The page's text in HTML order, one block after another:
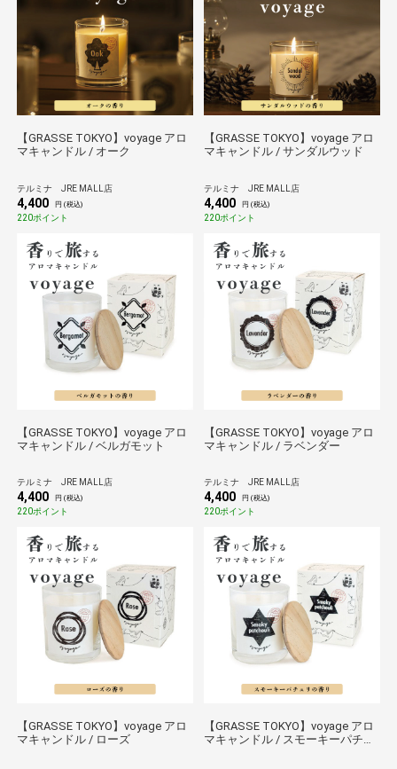
【GRASSE TOKYO】voyage アロ
マキャンドル / オーク
テルミナ JRE MALL店
4,400 円 (税込)
220ポイント
【GRASSE TOKYO】voyage アロ
マキャンドル / サンダルウッド
テルミナ JRE MALL店
4,400 円 (税込)
220ポイント
【GRASSE TOKYO】voyage アロ
マキャンドル / ベルガモット
テルミナ JRE MALL店
4,400 円 (税込)
220ポイント
【GRASSE TOKYO】voyage アロ
マキャンドル / ラベンダー
テルミナ JRE MALL店
4,400 円 (税込)
220ポイント
【GRASSE TOKYO】voyage アロ
マキャンドル / ローズ
【GRASSE TOKYO】voyage アロ
マキャンドル / スモーキーパチュ